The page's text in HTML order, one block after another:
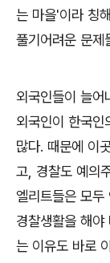
는 마을'이라 칭
풀기어려운 문제
외국인들이 늘
외국인이 한국
많다. 때문에 이
고, 경찰도 예의
엘리트들은 모두
경찰생활을 해
는 이유도 바로